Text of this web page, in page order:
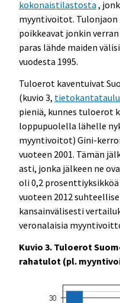
kokonaistilastosta ,
myyntivoitot.
poikkeavat jonkin
paras lähde maiden
vuodesta 1995.
Tuloerot kaventuivat
(kuvio 3,
pieniä, kunnes tuloerot
loppupuolella lähelle
myyntivoitot) Gini-
vuoteen 2001. Tämän
asti, jonka jälkeen ne
oli 0,2 prosenttiyksikköä
vuoteen 2012
kansainvälisesti
veronalaisia
Kuvio 3. Tuloerot
rahatulot (pl.